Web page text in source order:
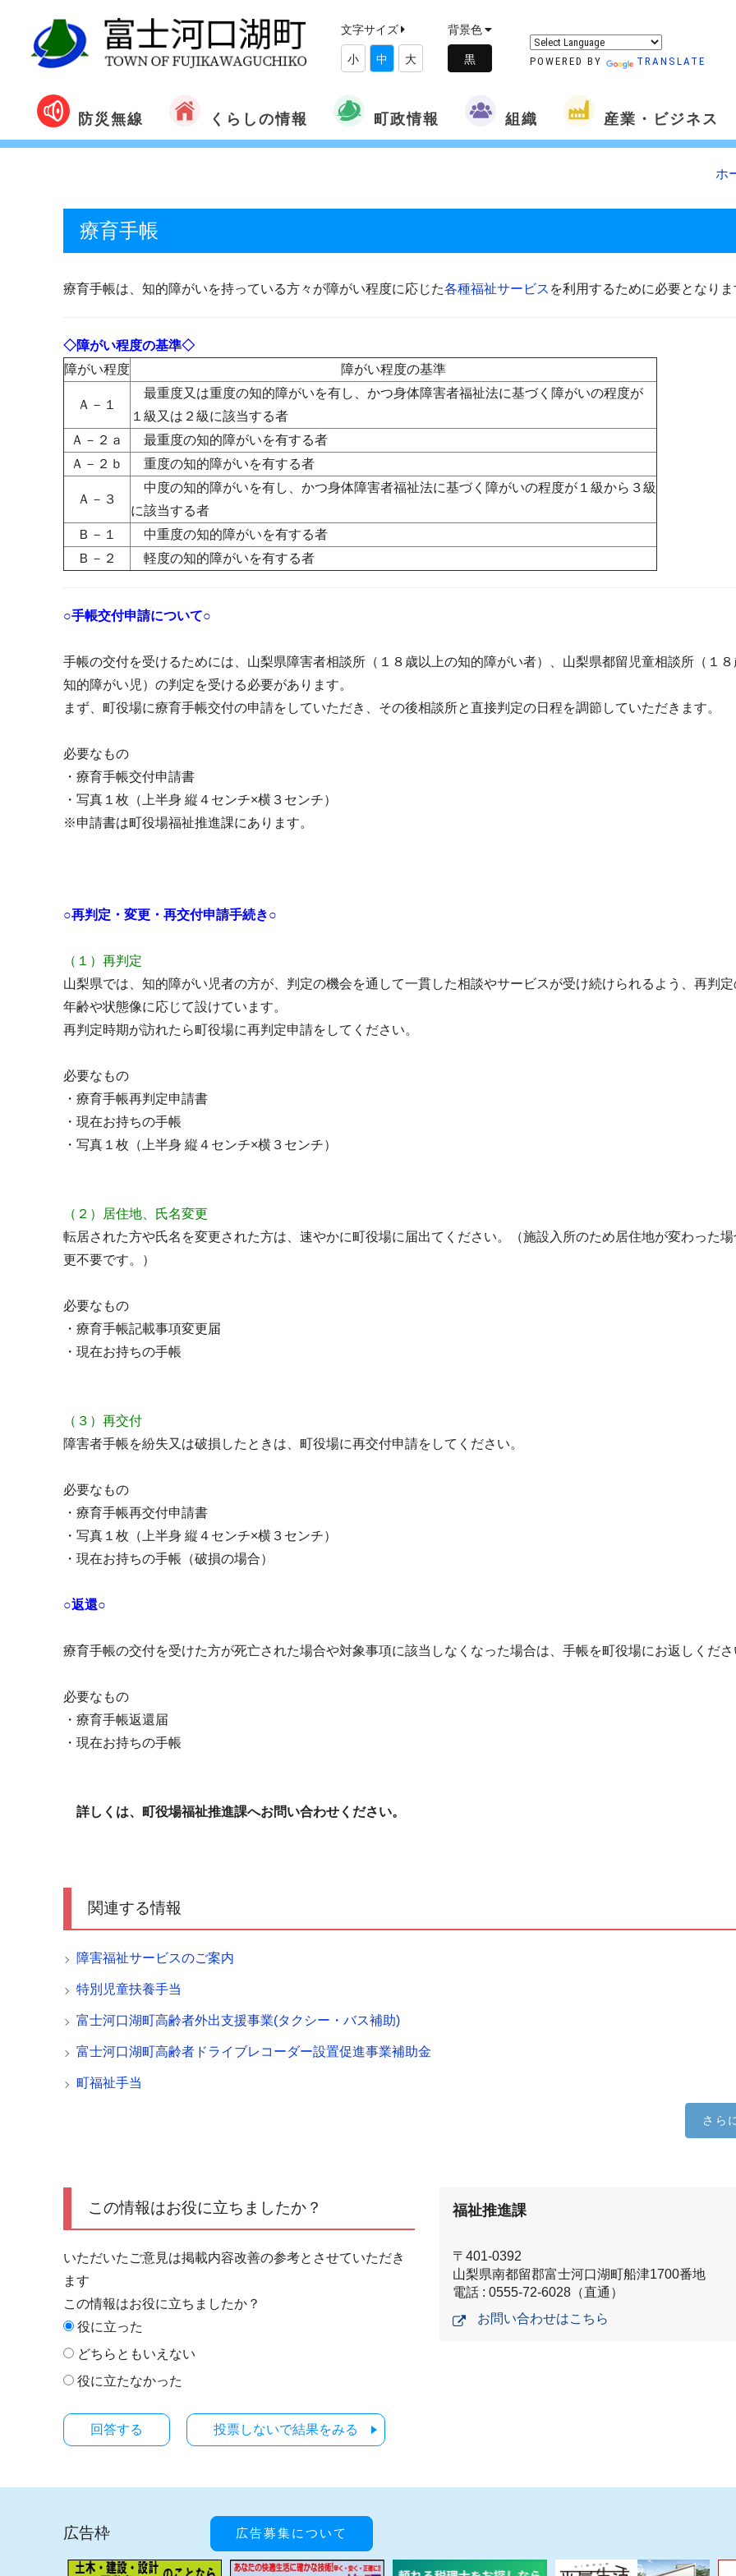
文字サイズ
小 中 大
背景色
POWERED BY TRANSLATE
防災無線 くらしの情報 町政情報 組織 産業・ビジネス
ホ
療育手帳
療育手帳は、知的障がいを持っている方々が障がい程度に応じた各種福祉サービス を利用するために必要となり
◇障がい程度の基準◇
障がい程度
障がい程度の基準
Ａ－１
最重度又は重度の知的障がいを有し、かつ身体障害者福祉法に基づく障がいの程度が
１級又は２級に該当する者
Ａ－２ａ
最重度の知的障がいを有する者
Ａ－２ｂ
重度の知的障がいを有する者
Ａ－３
中度の知的障がいを有し、かつ身体障害者福祉法に基づく障がいの程度が１級から３級
に該当する者
Ｂ－１
中重度の知的障がいを有する者
Ｂ－２
軽度の知的障がいを有する者
○手帳交付申請について○
手帳の交付を受けるためには、山梨県障害者相談所（１８歳以上の知的障がい者）、山梨県都留児童相談所（１
知的障がい児）の判定を受ける必要があります。
まず、町役場に療育手帳交付の申請をしていただき、その後相談所と直接判定の日程を調節していただきます。
必要なもの
・療育手帳交付申請書
・写真１枚（上半身 縦４センチ×横３センチ）
※申請書は町役場福祉推進課にあります。
○再判定・変更・再交付申請手続き○
（１）再判定
山梨県では、知的障がい児者の方が、判定の機会を通して一貫した相談やサービスが受け続けられるよう、再判
年齢や状態像に応じて設けています。
再判定時期が訪れたら町役場に再判定申請をしてください。
必要なもの
・療育手帳再判定申請書
・現在お持ちの手帳
・写真１枚（上半身 縦４センチ×横３センチ）
（２）居住地、氏名変更
転居された方や氏名を変更された方は、速やかに町役場に届出てください。（施設入所のため居住地が変わった
更不要です。）
必要なもの
・療育手帳記載事項変更届
・現在お持ちの手帳
（３）再交付
障害者手帳を紛失又は破損したときは、町役場に再交付申請をしてください。
必要なもの
・療育手帳再交付申請書
・写真１枚（上半身 縦４センチ×横３センチ）
・現在お持ちの手帳（破損の場合）
○返還○
療育手帳の交付を受けた方が死亡された場合や対象事項に該当しなくなった場合は、手帳を町役場にお返しくだ
必要なもの
・療育手帳返還届
・現在お持ちの手帳
詳しくは、町役場福祉推進課へお問い合わせください。
関連する情報
障害福祉サービスのご案内
特別児童扶養手当
富士河口湖町高齢者外出支援事業(タクシー・バス補助)
富士河口湖町高齢者ドライブレコーダー設置促進事業補助金
町福祉手当
さら
この情報はお役に立ちましたか？
いただいたご意見は掲載内容改善の参考とさせていただき
ます
この情報はお役に立ちましたか？
役に立った
どちらともいえない
役に立たなかった
投票しないで結果をみる
福祉推進課
〒401-0392
山梨県南都留郡富士河口湖町船津1700番地
電話 : 0555-72-6028（直通）
お問い合わせはこちら
広告枠 広告募集について